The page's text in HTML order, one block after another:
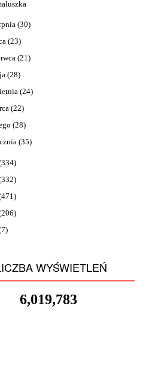
(30)
(23)
(21)
(28)
(24)
(22)
(28)
(35)
WYŚWIETLEŃ
6,019,783